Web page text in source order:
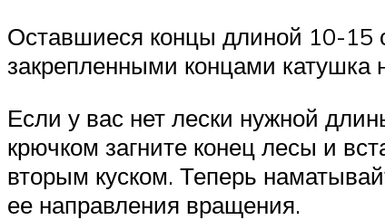
Оставшиеся концы длиной 10-15
закрепленными концами катушка
Если у вас нет лески нужной
крючком загните конец лесы и
вторым куском. Теперь
ее направления вращения.